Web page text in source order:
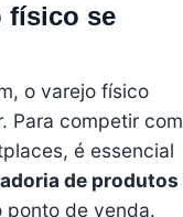
físico se
o varejo físico
Para competir com
é essencial
de produtos
ponto de venda.